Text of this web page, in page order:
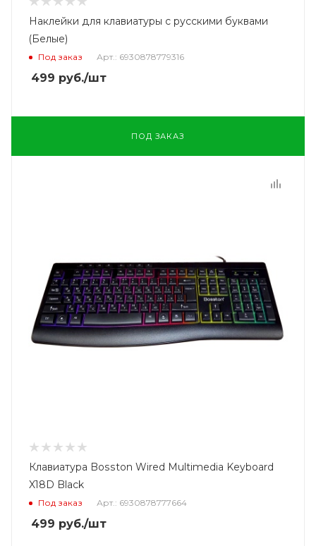
Наклейки для клавиатуры с русскими буквами
(Белые)
Под заказ Арт.: 6930878779316
499 руб./шт
ПОД ЗАКАЗ
Клавиатура Bosston Wired Multimedia Keyboard
X18D Black
Под заказ Арт.: 6930878777664
499 руб./шт